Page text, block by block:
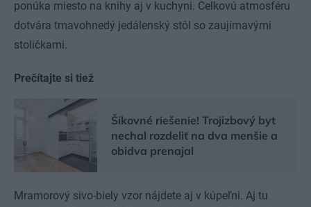
ponúka miesto na knihy aj v kuchyni. Celkovú atmosféru
dotvára tmavohnedý jedálenský stôl so zaujímavými
stoličkami.
Prečítajte si tiež
Šikovné riešenie! Trojizbový byt
nechal rozdeliť na dva menšie a
obidva prenajal
Mramorový sivo-biely vzor nájdete aj v kúpeľni. Aj tu